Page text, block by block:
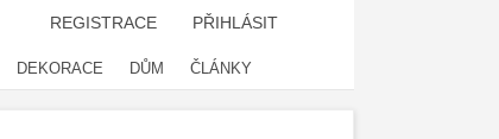
REGISTRACE PŘIHLÁSIT
DEKORACE DŮM ČLÁNKY